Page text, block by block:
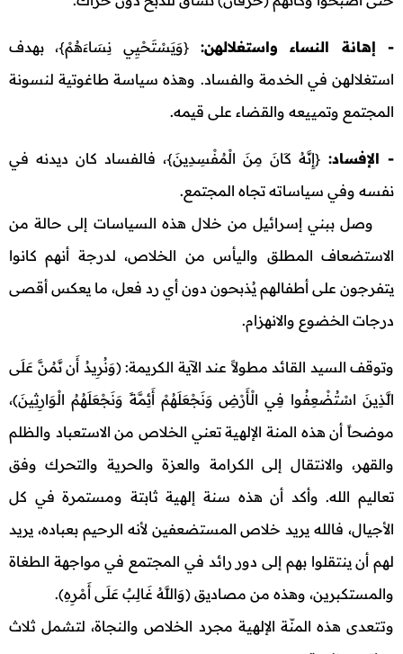
- إهانة النساء واستغلالهن:{وَيَسْتَحْيِي نِسَاءَهُمْ}، بهدف
استغلالهن في الخدمة والفساد. وهذه سياسة طاغوتية لنسونة
المجتمع وتمييعه والقضاء على قيمه.
- الإفساد:{إِنَّهُ كَانَ مِنَ الْمُفْسِدِينَ}، فالفساد كان ديدنه في
نفسه وفي سياساته تجاه المجتمع.
وصل ببني إسرائيل من خلال هذه السياسات إلى حالة من
الاستضعاف المطلق واليأس من الخلاص، لدرجة أنهم كانوا
يتفرجون على أطفالهم يُذبحون دون أي رد فعل، ما يعكس أقصى
درجات الخضوع والانهزام.
وتوقف السيد القائد مطولاً عند الآية الكريمة: (وَنُرِيدُ أَن نَّمُنَّ عَلَى
الَّذِينَ اسْتُضْعِفُوا فِي الْأَرْضِ وَنَجْعَلَهُمْ أَئِمَّةً وَنَجْعَلَهُمُ الْوَارِثِينَ)،
موضحاً أن هذه المنة الإلهية تعني الخلاص من الاستعباد والظلم
والقهر، والانتقال إلى الكرامة والعزة والحرية والتحرك وفق
تعاليم الله. وأكد أن هذه سنة إلهية ثابتة ومستمرة في كل
الأجيال، فالله يريد خلاص المستضعفين لأنه الرحيم بعباده، يريد
لهم أن ينتقلوا بهم إلى دور رائد في المجتمع في مواجهة الطغاة
والمستكبرين، وهذه من مصاديق (وَاللَّهُ غَالِبٌ عَلَى أَمْرِهِ).
وتتعدى هذه المنّة الإلهية مجرد الخلاص والنجاة، لتشمل ثلاث